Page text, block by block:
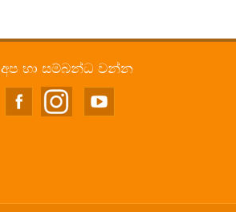
අප හා සම්බන්ධ වන්න